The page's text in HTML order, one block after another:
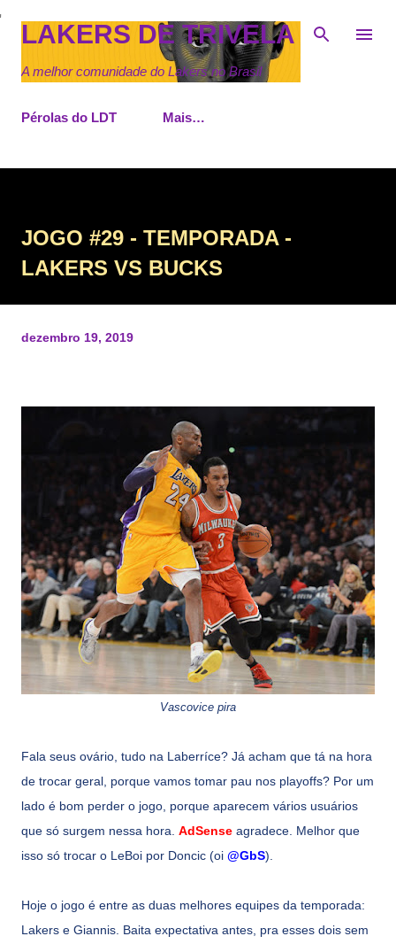
Pular para o conteúdo principal
LAKERS DE TRIVELA
A melhor comunidade do Lakers no Brasil
Pérolas do LDT Mais…
JOGO #29 - TEMPORADA -
LAKERS VS BUCKS
dezembro 19, 2019
Vascovice pira
Fala seus ovário, tudo na Laberríce? Já acham que tá na hora
de trocar geral, porque vamos tomar pau nos playoffs? Por um
lado é bom perder o jogo, porque aparecem vários usuários
que só surgem nessa hora. AdSense agradece. Melhor que
isso só trocar o LeBoi por Doncic (oi @GbS).
Hoje o jogo é entre as duas melhores equipes da temporada:
Lakers e Giannis. Baita expectativa antes, pra esses dois sem